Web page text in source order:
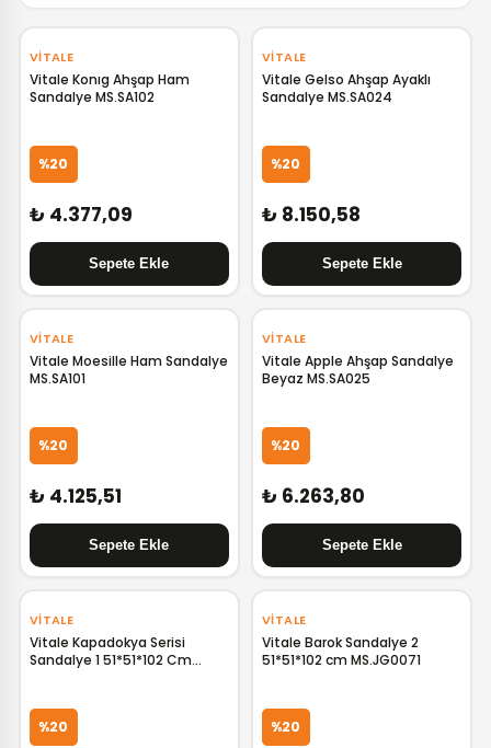
VITALE
Vitale Konıg Ahşap Ham
Sandalye MS.SA102
%20
₺ 4.377,09
VITALE
Vitale Gelso Ahşap Ayaklı
Sandalye MS.SA024
%20
₺ 8.150,58
VITALE
Vitale Moesille Ham Sandalye
MS.SA101
%20
₺ 4.125,51
VITALE
Vitale Apple Ahşap Sandalye
Beyaz MS.SA025
%20
₺ 6.263,80
VITALE
Vitale Kapadokya Serisi
Sandalye 1 51*51*102 Cm
%20
VITALE
Vitale Barok Sandalye 2
51*51*102 cm MS.JG0071
%20